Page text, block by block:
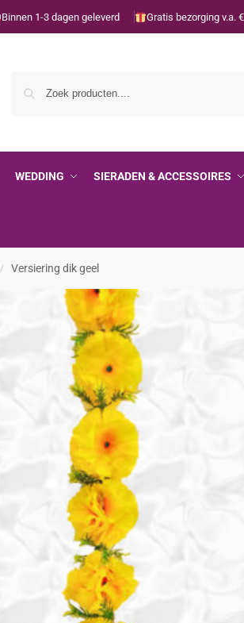
Binnen 1-3 dagen geleverd Gratis bezorging v.a.
WEDDING SIERADEN & ACCESSOIRES
/ Versiering dik geel